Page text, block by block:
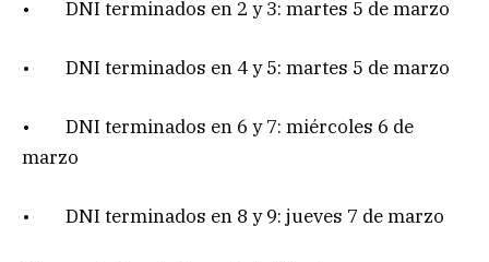
• DNI terminados en 2 y 3: martes 5 de marzo
• DNI terminados en 4 y 5: martes 5 de marzo
• DNI terminados en 6 y 7: miércoles 6 de
marzo
• DNI terminados en 8 y 9: jueves 7 de marzo